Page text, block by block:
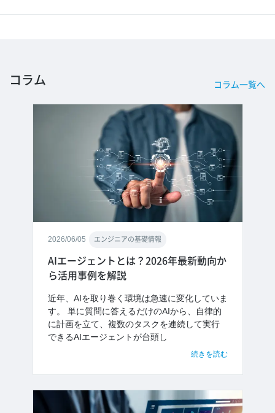
コラム コラム一覧へ
2026/06/05 エンジニアの基礎情報
AIエージェントとは？2026年最新動向か
ら活用事例を解説
近年、AIを取り巻く環境は急速に変化していま
す。 単に質問に答えるだけのAIから、自律的
に計画を立て、複数のタスクを連続して実行
できるAIエージェントが台頭し
続きを読む